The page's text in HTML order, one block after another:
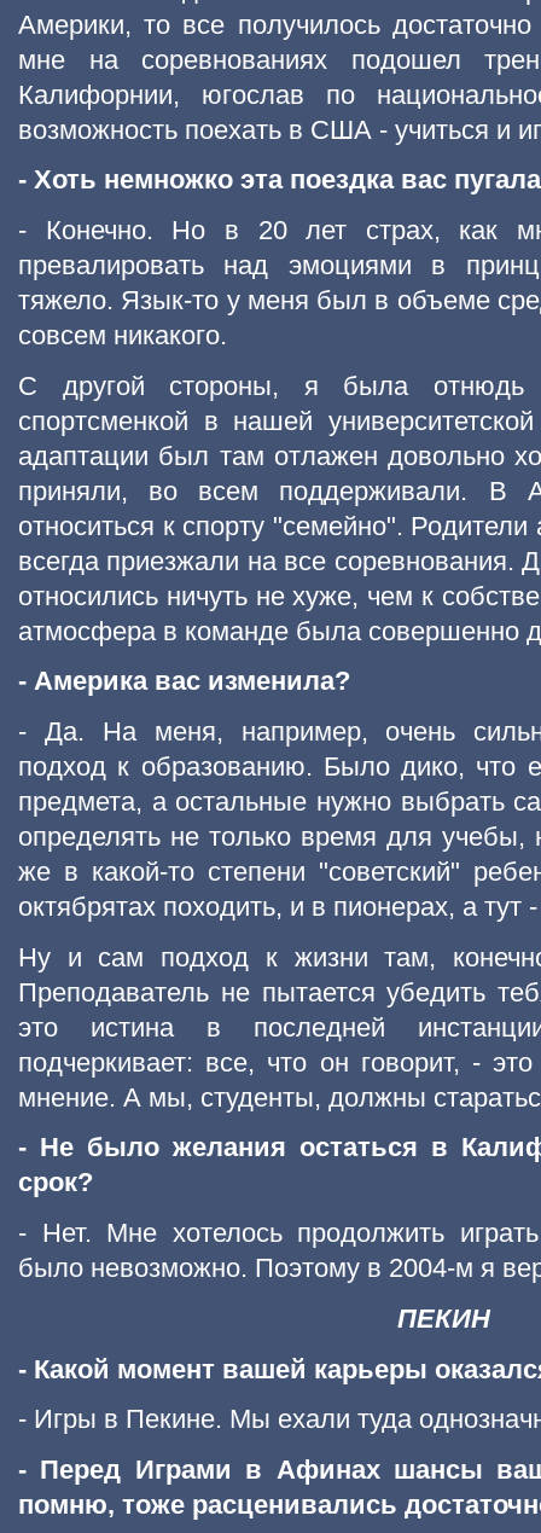
Америки, то все получилось
мне на соревнованиях подошел
Калифорнии, югослав по
возможность поехать в США - учиться и
- Хоть немножко эта поездка вас
- Конечно. Но в 20 лет страх, как
превалировать над эмоциями в
тяжело. Язык-то у меня был в объеме
совсем никакого.
С другой стороны, я была отнюдь
спортсменкой в нашей
адаптации был там отлажен довольно
приняли, во всем поддерживали. В
относиться к спорту "семейно".
всегда приезжали на все соревнования.
относились ничуть не хуже, чем к
атмосфера в команде была совершенно
- Америка вас изменила?
- Да. На меня, например, очень
подход к образованию. Было дико, что
предмета, а остальные нужно выбрать
определять не только время для
же в какой-то степени "советский"
октябрятах походить, и в пионерах, а
Ну и сам подход к жизни там,
Преподаватель не пытается убедить
это истина в последней
подчеркивает: все, что он говорит, -
мнение. А мы, студенты, должны
- Не было желания остаться в
срок?
- Нет. Мне хотелось продолжить
было невозможно. Поэтому в 2004-м я
ПЕКИН
- Какой момент вашей карьеры
- Игры в Пекине. Мы ехали туда
- Перед Играми в Афинах шансы
помню, тоже расценивались